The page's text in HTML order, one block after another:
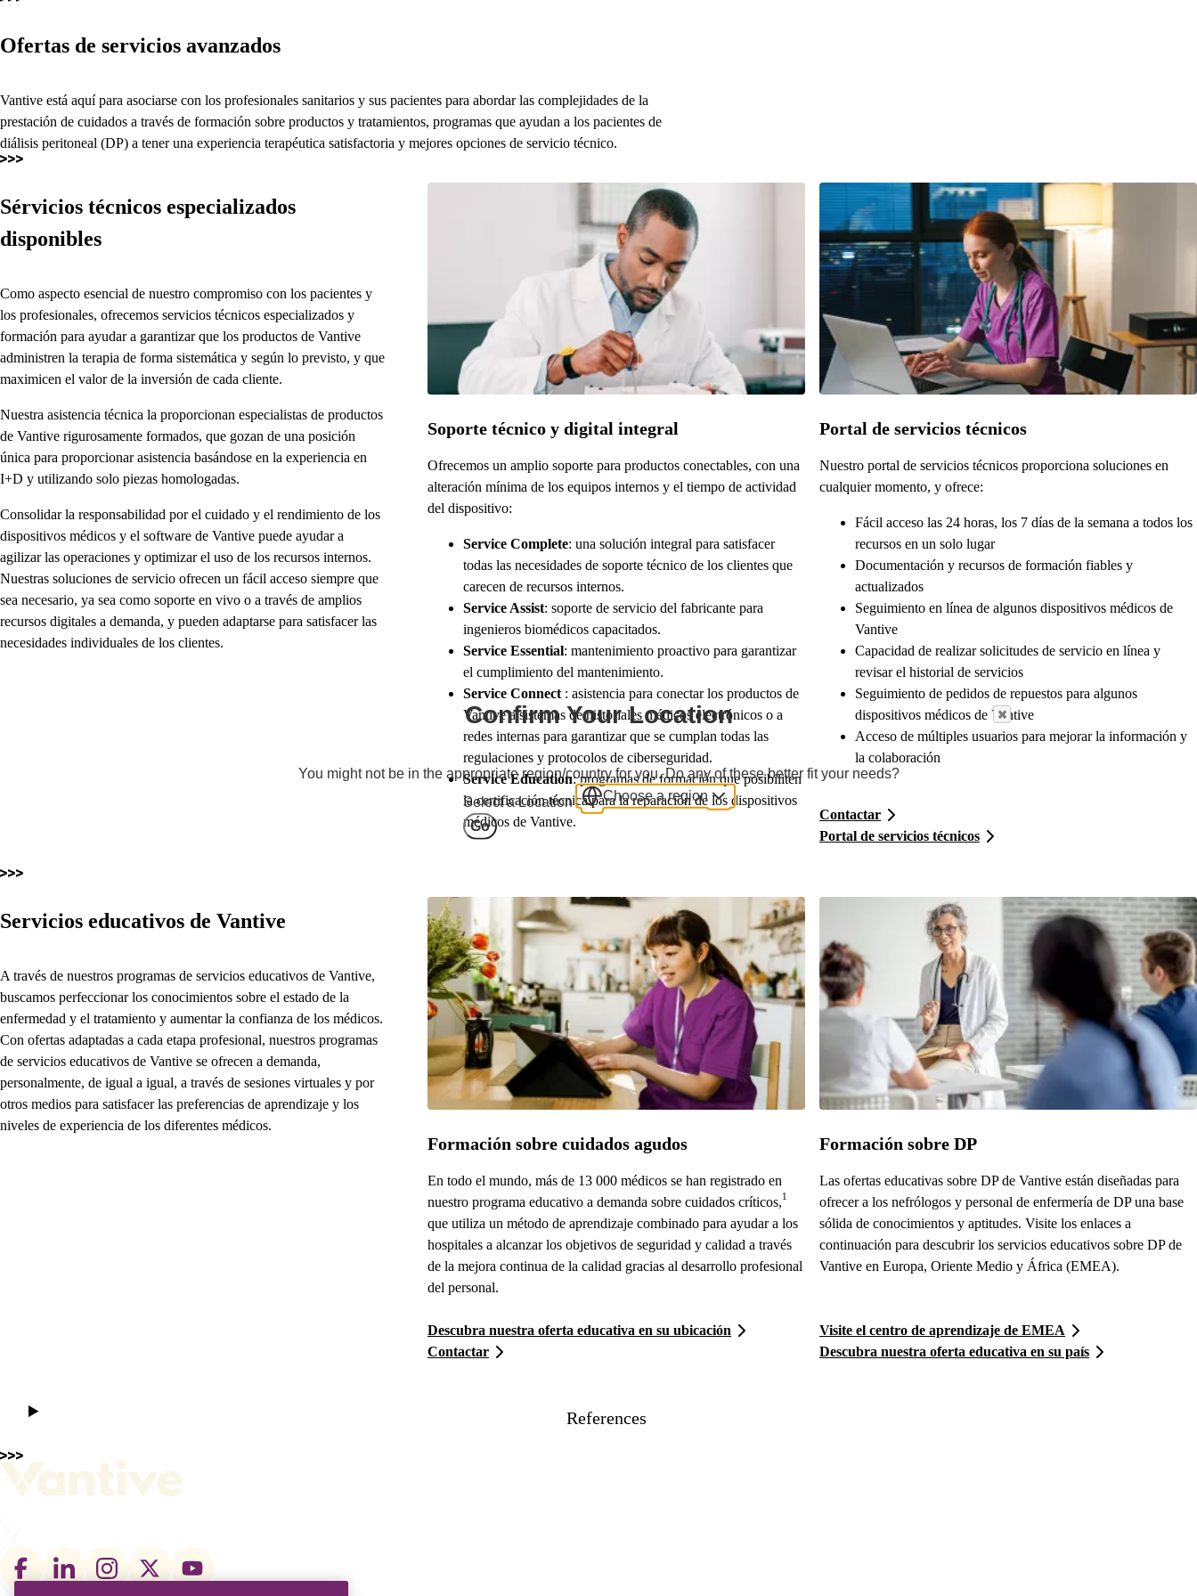
Ofertas de servicios avanzados
Vantive está aquí para asociarse con los profesionales sanitarios y sus pacientes para abordar las complejidades de la
prestación de cuidados a través de formación sobre productos y tratamientos, programas que ayudan a los pacientes de
diálisis peritoneal (DP) a tener una experiencia terapéutica satisfactoria y mejores opciones de servicio técnico.
Sérvicios técnicos especializados
disponibles
Como aspecto esencial de nuestro compromiso con los pacientes y
los profesionales, ofrecemos servicios técnicos especializados y
formación para ayudar a garantizar que los productos de Vantive
administren la terapia de forma sistemática y según lo previsto, y que
maximicen el valor de la inversión de cada cliente.
Nuestra asistencia técnica la proporcionan especialistas de productos
de Vantive rigurosamente formados, que gozan de una posición
única para proporcionar asistencia basándose en la experiencia en
I+D y utilizando solo piezas homologadas.
Consolidar la responsabilidad por el cuidado y el rendimiento de los
dispositivos médicos y el software de Vantive puede ayudar a
agilizar las operaciones y optimizar el uso de los recursos internos.
Nuestras soluciones de servicio ofrecen un fácil acceso siempre que
sea necesario, ya sea como soporte en vivo o a través de amplios
recursos digitales a demanda, y pueden adaptarse para satisfacer las
necesidades individuales de los clientes.
Soporte técnico y digital integral
Ofrecemos un amplio soporte para productos conectables, con una
alteración mínima de los equipos internos y el tiempo de actividad
del dispositivo:
Service Complete: una solución integral para satisfacer
todas las necesidades de soporte técnico de los clientes que
carecen de recursos internos.
Service Assist: soporte de servicio del fabricante para
ingenieros biomédicos capacitados.
Service Essential: mantenimiento proactivo para garantizar
el cumplimiento del mantenimiento.
Service Connect : asistencia para conectar los productos de
Vantive a sistemas de historiales médicos electrónicos o a
redes internas para garantizar que se cumplan todas las
regulaciones y protocolos de ciberseguridad.
Service Education: programas de formación que posibiliten
la certificación técnica para la reparación de los dispositivos
médicos de Vantive.
Portal de servicios técnicos
Nuestro portal de servicios técnicos proporciona soluciones en
cualquier momento, y ofrece:
Fácil acceso las 24 horas, los 7 días de la semana a todos los
recursos en un solo lugar
Documentación y recursos de formación fiables y
actualizados
Seguimiento en línea de algunos dispositivos médicos de
Vantive
Capacidad de realizar solicitudes de servicio en línea y
revisar el historial de servicios
Seguimiento de pedidos de repuestos para algunos
dispositivos médicos de Vantive
Acceso de múltiples usuarios para mejorar la información y
la colaboración
Contactar
Portal de servicios técnicos
Servicios educativos de Vantive
A través de nuestros programas de servicios educativos de Vantive,
buscamos perfeccionar los conocimientos sobre el estado de la
enfermedad y el tratamiento y aumentar la confianza de los médicos.
Con ofertas adaptadas a cada etapa profesional, nuestros programas
de servicios educativos de Vantive se ofrecen a demanda,
personalmente, de igual a igual, a través de sesiones virtuales y por
otros medios para satisfacer las preferencias de aprendizaje y los
niveles de experiencia de los diferentes médicos.
Formación sobre cuidados agudos
En todo el mundo, más de 13 000 médicos se han registrado en
nuestro programa educativo a demanda sobre cuidados críticos,1
que utiliza un método de aprendizaje combinado para ayudar a los
hospitales a alcanzar los objetivos de seguridad y calidad a través
de la mejora continua de la calidad gracias al desarrollo profesional
del personal.
Descubra nuestra oferta educativa en su ubicación
Contactar
Formación sobre DP
Las ofertas educativas sobre DP de Vantive están diseñadas para
ofrecer a los nefrólogos y personal de enfermería de DP una base
sólida de conocimientos y aptitudes. Visite los enlaces a
continuación para descubrir los servicios educativos sobre DP de
Vantive en Europa, Oriente Medio y África (EMEA).
Visite el centro de aprendizaje de EMEA
Descubra nuestra oferta educativa en su país
References
Footer
Confirm Your Location
You might not be in the appropriate region/country for you. Do any of these better fit your needs?
Select a Location
Choose a region
Go